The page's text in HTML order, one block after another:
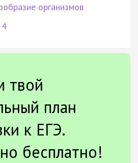
организмов
твой
план
к ЕГЭ.
бесплатно!